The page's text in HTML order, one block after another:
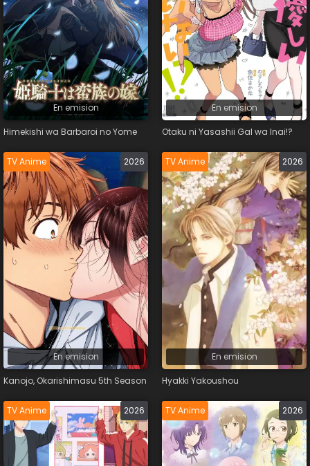
En emision
Himekishi wa Barbaroi no Yome
En emision
Otaku ni Yasashii Gal wa Inai!?
TV Anime 2026
En emision
Kanojo, Okarishimasu 5th Season
TV Anime 2026
En emision
Hyakki Yakoushou
TV Anime 2026 TV Anime 2026